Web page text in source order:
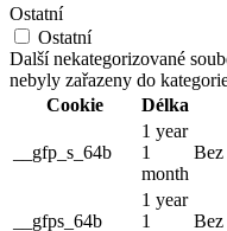
Ostatní
Ostatní
Další nekategorizované
nebyly zařazeny do
Cookie
Délka
__gfp_s_64b
1 year
1
month
Bez
__gfps_64b
1 year
1
Bez